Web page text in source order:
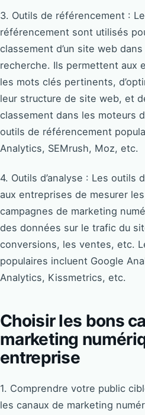
3. Outils de référencement :
référencement sont utilisés
classement d’un site web
recherche. Ils permettent aux
les mots clés pertinents,
leur structure de site web, et
classement dans les moteurs
outils de référencement
Analytics, SEMrush, Moz, etc.
4. Outils d’analyse : Les outils
aux entreprises de mesurer
campagnes de marketing
des données sur le trafic du
conversions, les ventes, etc.
populaires incluent Google
Analytics, Kissmetrics, etc.
Choisir les bons
marketing
entreprise
1. Comprendre votre public
les canaux de marketing